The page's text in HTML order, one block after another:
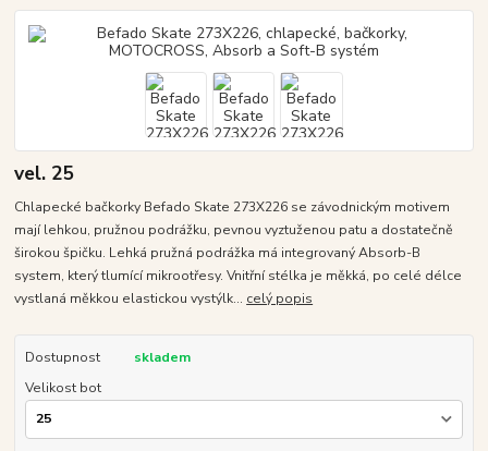
vel. 25
Chlapecké bačkorky Befado Skate 273X226 se závodnickým motivem
mají lehkou, pružnou podrážku, pevnou vyztuženou patu a dostatečně
širokou špičku. Lehká pružná podrážka má integrovaný Absorb-B
system, který tlumící mikrootřesy. Vnitřní stélka je měkká, po celé délce
vystlaná měkkou elastickou vystýlk... celý popis
Dostupnost
skladem
Velikost bot